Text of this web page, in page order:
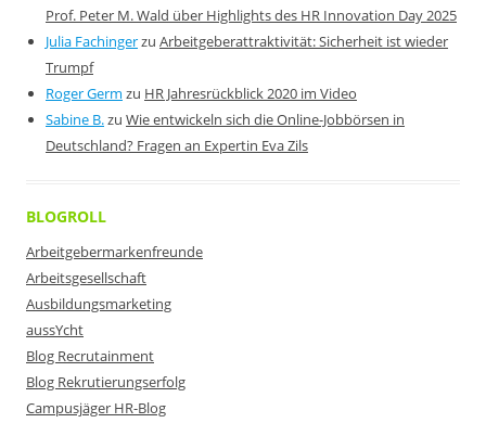
Prof. Peter M. Wald über Highlights des HR Innovation Day 2025
Julia Fachingerzu Arbeitgeberattraktivität: Sicherheit ist wieder
Trumpf
Roger Germ zu HR Jahresrückblick 2020 im Video
Sabine B.zu Wie entwickeln sich die Online-Jobbörsen in
Deutschland? Fragen an Expertin Eva Zils
BLOGROLL
Arbeitgebermarkenfreunde
Arbeitsgesellschaft
Ausbildungsmarketing
aussYcht
Blog Recrutainment
Blog Rekrutierungserfolg
Campusjäger HR-Blog